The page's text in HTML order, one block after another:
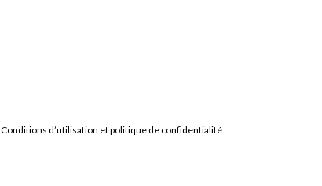
Conditions d’utilisation et politique de confidentialité